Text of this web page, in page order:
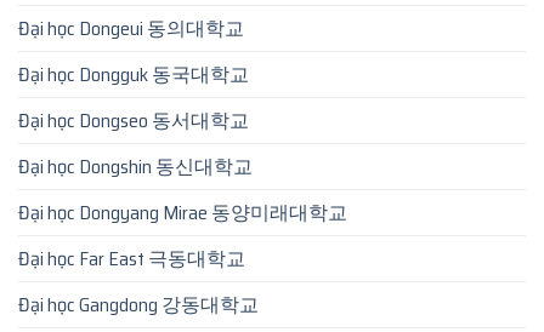
Đại học Dongeui 동의대학교
Đại học Dongguk 동국대학교
Đại học Dongseo 동서대학교
Đại học Dongshin 동신대학교
Đại học Dongyang Mirae 동양미래대학교
Đại học Far East 극동대학교
Đại học Gangdong 강동대학교